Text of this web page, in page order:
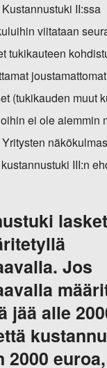
II:ssa
viitataan
tukikauteen
(tukikauden muut
ei ole aiemmin
III:n
Jos
jää alle
2000 euroa,